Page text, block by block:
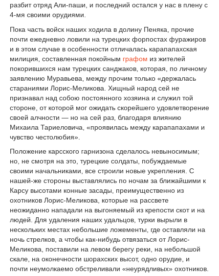
разбит отряд Али-паши, и последний остался у нас в плену с
4-мя своими орудиями.
Пока часть войск наших ходила в долину Пеняка, прочие
почти ежедневно ловили на турецких форпостах фуражиров
и в этом случае в особенности отличалась карапапахская
милиция, составленная покойным графом из жителей
покорившихся нам турецких санджаков, которая, по личному
заявлению Муравьева, между прочим только «держалась
стараниями Лорис-Меликова. Хищный народ сей не
признавал над собою постоянного хозяина и служил той
стороне, от которой мог ожидать скорейшего удовлетворение
своей алчности — но на сей раз, благодаря влиянию
Михаила Тариеловича, «проявилась между карапапахами и
чувство честолюбия».
Положение карсского гарнизона сделалось невыносимым;
но, не смотря на это, турецкие солдаты, побуждаемые
своими начальниками, все строили новые укрепления. С
нашей-же стороны выставлялись по ночам за ближайшими к
Карсу высотами конные засады, преимущественно из
охотников Лорис-Меликова, которые на рассвете
неожиданно нападали на выгоняемый из крепости скот и на
людей. Для удаления наших удальцов, турки вырыли в
нескольких местах небольшие ложементы, где оставляли на
ночь стрелков, а чтобы как-нибудь отвязаться от Лорис-
Меликова, поставили на левом берегу реки, на небольшой
скале, на оконечности шорахских высот, одно орудие, и
почти неумолкаемо обстреливали «неурядливых» охотников.